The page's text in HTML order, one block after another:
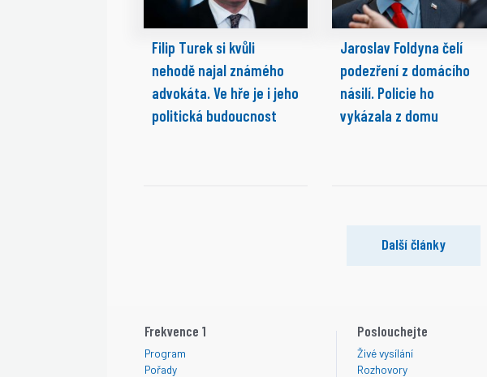
Filip Turek si kvůli
nehodě najal známého
advokáta. Ve hře je i jeho
politická budoucnost
Jaroslav Foldyna čelí
podezření z domácího
násilí. Policie ho
vykázala z domu
Další články
Frekvence 1
Program
Pořady
Poslouchejte
Živé vysílání
Rozhovory